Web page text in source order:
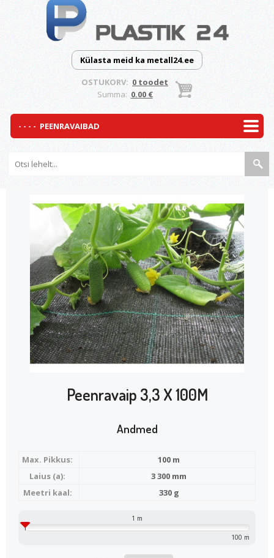
Külasta meid ka metall24.ee
OSTUKORV: 0 toodet
Summa: 0.00 €
Peenravaip 3,3 X 100M
Andmed
Max. Pikkus:
100 m
Laius (a):
3 300 mm
Meetri kaal:
330 g
1 m
100 m